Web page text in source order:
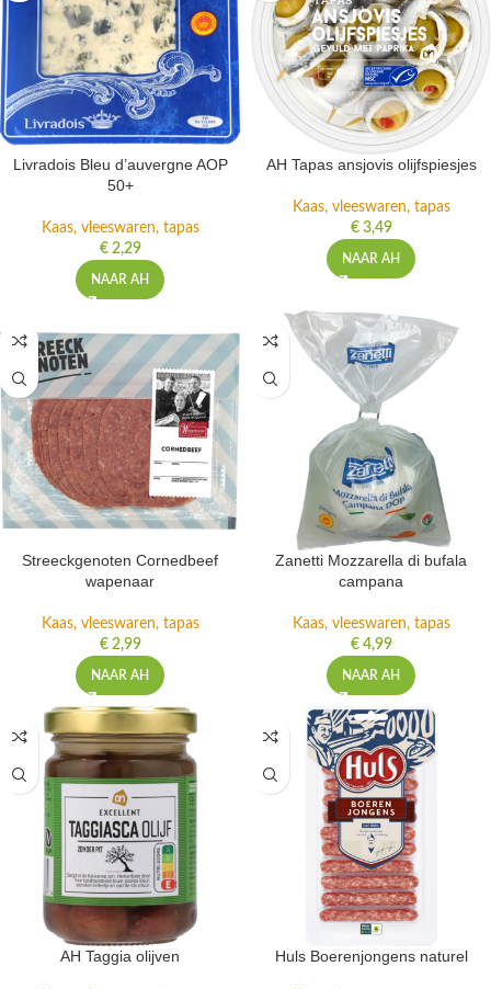
Livradois Bleu d’auvergne AOP
50+
Kaas, vleeswaren, tapas
€2,29
NAAR AH
AH Tapas ansjovis olijfspiesjes
Kaas, vleeswaren, tapas
€3,49
NAAR AH
Streeckgenoten Cornedbeef
wapenaar
Kaas, vleeswaren, tapas
€2,99
NAAR AH
Zanetti Mozzarella di bufala
campana
Kaas, vleeswaren, tapas
€4,99
NAAR AH
AH Taggia olijven Huls Boerenjongens naturel